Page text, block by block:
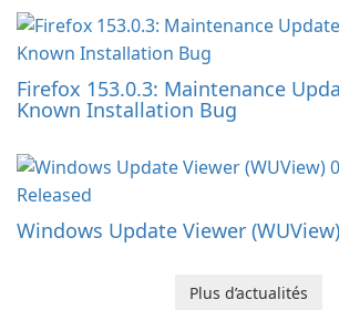
Firefox 153.0.3: Maintenance
Known Installation Bug
Windows Update Viewer
Plus d’actualités